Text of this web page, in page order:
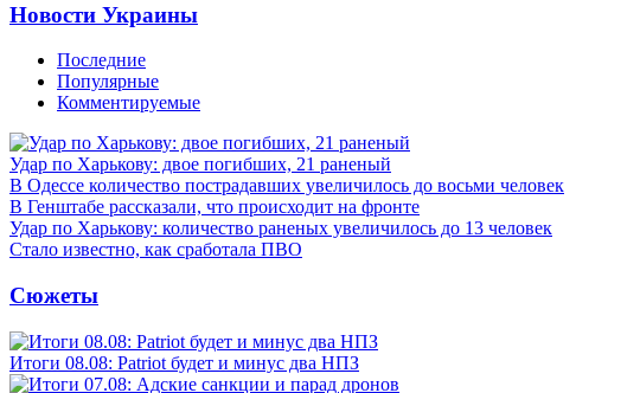
Новости Украины
Последние
Популярные
Комментируемые
Удар по Харькову: двое погибших, 21 раненый
В Одессе количество пострадавших увеличилось до восьми человек
В Генштабе рассказали, что происходит на фронте
Удар по Харькову: количество раненых увеличилось до 13 человек
Стало известно, как сработала ПВО
Сюжеты
Итоги 08.08: Patriot будет и минус два НПЗ